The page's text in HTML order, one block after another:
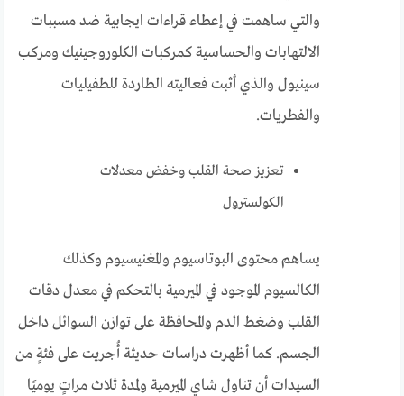
والتي ساهمت في إعطاء قراءات ايجابية ضد مسببات
الالتهابات والحساسية كمركبات الكلوروجينيك ومركب
سينيول والذي أثبت فعاليته الطاردة للطفيليات
والفطريات.
تعزيز صحة القلب وخفض معدلات
الكولسترول
يساهم محتوى البوتاسيوم والمغنيسيوم وكذلك
الكالسيوم الموجود في الميرمية بالتحكم في معدل دقات
القلب وضغط الدم والمحافظة على توازن السوائل داخل
الجسم. كما أظهرت دراسات حديثة أُجريت على فئةٍ من
السيدات أن تناول شاي الميرمية ولمدة ثلاث مراتٍ يوميًا